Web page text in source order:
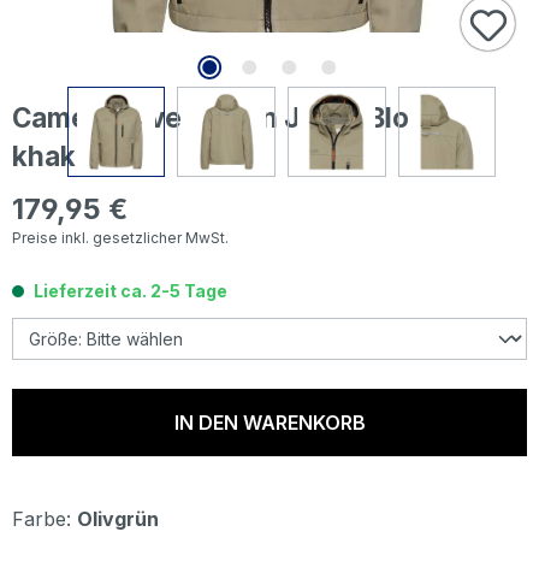
Camel active Herren Jacke Blouson
khaki
Regulärer Preis:
179,95 €
Preise inkl. gesetzlicher MwSt.
Lieferzeit ca. 2-5 Tage
IN DEN WARENKORB
Farbe: Olivgrün